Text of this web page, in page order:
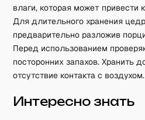
влаги, которая может привести
Для длительного хранения
предварительно разложив
Перед использованием
посторонних запахов. Хранить
отсутствие контакта с воздухом.
Интересно знать